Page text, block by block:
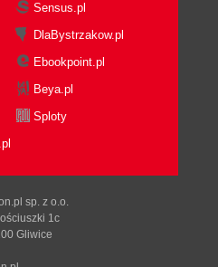
Sensus.pl
DlaBystrzakow.pl
Ebookpoint.pl
Beya.pl
Sploty
sp. z o.o.
1c
Gliwice